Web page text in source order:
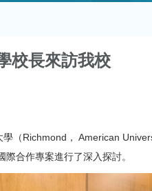
校長來訪我校
（Richmond， American
合作專案進行了深入探討。